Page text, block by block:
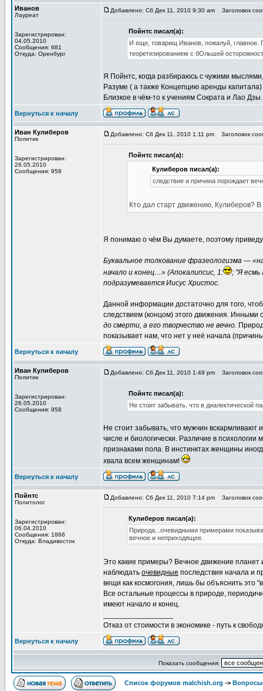
Иванов
Лауреат
Зарегистрирован:
04.05.2010
Сообщения: 681
Откуда: Оренбург
Добавлено: Сб Дек 11, 2010 9:30 am Заголовок
Пойнтс писал(а):
И еще, товарищ Иванов, пожалуй, главное.
теоретизированием с бОльшей
Я Пойнтс, когда разбираюсь с чужими
Разуме ( а также Концепцию аренды капитала)
Близкое в чём-то к учениям Сократа и Лао Дзы.
Вернуться к началу
Иван Кулиберов
Политик
Зарегистрирован:
26.05.2010
Сообщения: 958
Добавлено: Сб Дек 11, 2010 1:11 pm Заголовок
Пойнтс писал(а):
Кулиберов писал(а):
следствие и причина порождает
Кто дал старт движению, Кулиберов? В
Я понимаю о чём Вы думаете, поэтому
Буквальное толкование фразеологизма —
начало и конец…» (Апокалипсис, 1:
; ”Я
подразумевается Иисус Христос.
Данной информации достаточно для того,
следствием (концом) этого движения. Инными
до смерти, а его творчество не вечно.
показывает нам, что нет у неё начала
Вернуться к началу
Иван Кулиберов
Политик
Зарегистрирован:
26.05.2010
Сообщения: 958
Добавлено: Сб Дек 11, 2010 1:49 pm Заголовок
Пойнтс писал(а):
Не стоит забывать, что в диалектической
Не стоит забывать, что мужчин
числе и биологически. Различие в
признаками пола. В инстинктах женщины
хвала всем женщинам!
Вернуться к началу
Пойнтс
Политолог
Зарегистрирован:
06.04.2010
Сообщения: 1866
Откуда: Владивосток
Добавлено: Сб Дек 11, 2010 7:14 pm Заголовок
Кулиберов писал(а):
Природа...очевидными примерами
вечное и неприходящее.
Это какие примеры? Вечное движение планет
наблюдать очевидные последствия начала и
вещи как космогония, лишь бы объяснить это
Все остальные процессы в природе,
имеют начало и конец.
Отказ от стоимости в экономике - путь к
Вернуться к началу
Показать сообщения:
Список форумов malchish.org -> Вопросы